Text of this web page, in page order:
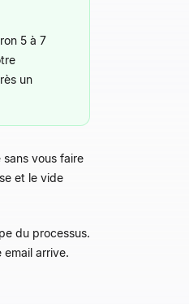
5 à 7
un
vous faire
et le vide
du processus.
arrive.